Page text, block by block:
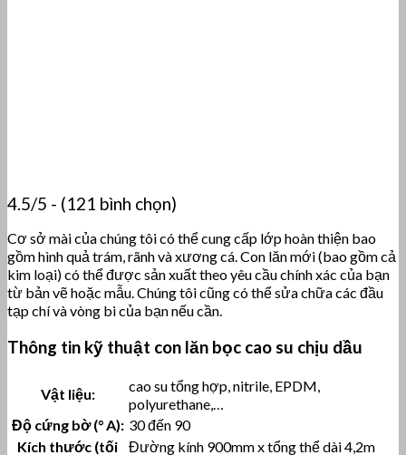
4.5/5 - (121 bình chọn)
Cơ sở mài của chúng tôi có thể cung cấp lớp hoàn thiện bao
gồm hình quả trám, rãnh và xương cá. Con lăn mới (bao gồm cả
kim loại) có thể được sản xuất theo yêu cầu chính xác của bạn
từ bản vẽ hoặc mẫu. Chúng tôi cũng có thể sửa chữa các đầu
tạp chí và vòng bi của bạn nếu cần.
Thông tin kỹ thuật con lăn bọc cao su chịu dầu
Vật liệu:
cao su tổng hợp, nitrile, EPDM,
polyurethane,…
Độ cứng bờ (° A): 30 đến 90
Kích thước (tối
Đường kính 900mm x tổng thể dài 4,2m